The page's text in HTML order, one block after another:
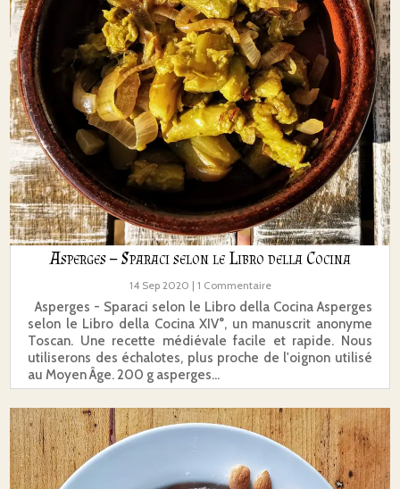
Asperges – Sparaci selon le Libro della Cocina
14 Sep 2020 | 1 Commentaire
Asperges - Sparaci selon le Libro della Cocina Asperges
selon le Libro della Cocina XIV°, un manuscrit anonyme
Toscan. Une recette médiévale facile et rapide. Nous
utiliserons des échalotes, plus proche de l'oignon utilisé
au Moyen Âge. 200 g asperges...